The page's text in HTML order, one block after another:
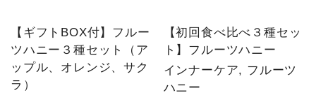
【ギフトBOX付】フルー
ツハニー３種セット（ア
ップル、オレンジ、サク
ラ）
【初回食べ比べ３種セッ
ト】フルーツハニー
インナーケア, フルーツ
ハニー